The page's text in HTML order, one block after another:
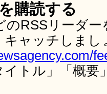
購読する
のRSSリーダ
キャッチしま
トル」「概要